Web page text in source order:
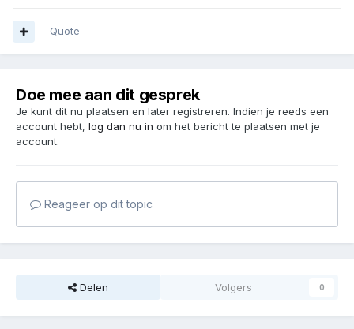
Quote
Doe mee aan dit gesprek
Je kunt dit nu plaatsen en later registreren. Indien je reeds een
account hebt, log dan nu in om het bericht te plaatsen met je
account.
Reageer op dit topic
Delen Volgers 0